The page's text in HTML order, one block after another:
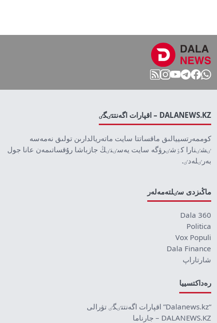
DALANEWS.KZ – اقپارات اگەنتتٸگٸ
كوممەرتسييالىق ماقساتتا سايت ماتەريالدارىن تولىق نەمەسە
ٸشٸنارا كٶشٸرۋگە سايت يەسٸنٸڭ جازباشا رۇقساتىمەن عانا جول
بەرٸلەدٸ.
ماڭىزدى سٸلتەمەلەر
Dala 360
Politica
Vox Populi
Dala Finance
شارتاراپ
رەداكتسييا
“Dalanews.kz” اقپارات اگەنتتٸگٸ تۋرالى
DALANEWS.KZ – جارناما